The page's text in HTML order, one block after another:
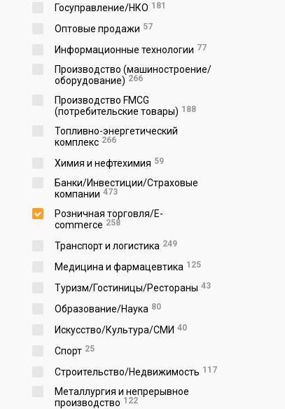
Госуправление/НКО 181
Оптовые продажи 57
Информационные технологии 77
Производство (машиностроение/
оборудование) 266
Производство FMCG
(потребительские товары) 188
Топливно-энергетический
комплекс 266
Химия и нефтехимия 59
Банки/Инвестиции/Страховые
компании 473
Розничная торговля/E-
commerce 258
Транспорт и логистика 249
Медицина и фармацевтика 125
Туризм/Гостиницы/Рестораны 43
Образование/Наука 80
Искусство/Культура/СМИ 40
Спорт 25
Строительство/Недвижимость 117
Металлургия и непрерывное
производство 122